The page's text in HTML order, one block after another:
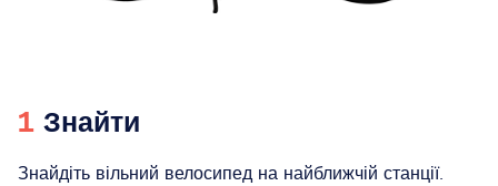
Знайти
Знайдіть вільний велосипед на найближчій станції.